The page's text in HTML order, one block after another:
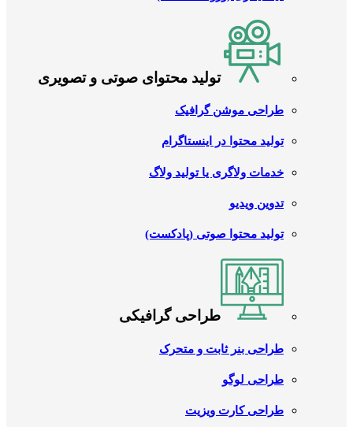
تولید محتوای صوتی و تصویری
طراحی موشن گرافیک
تولید محتوا در اینستاگرام
خدمات ولاگری یا تولید ولاگ
تدوین ویدیو
تولید محتوا صوتی (پادکست)
طراحی گرافیکی
طراحی بنر ثابت و متحرک
طراحی لوگو
طراحی کارت ویزیت